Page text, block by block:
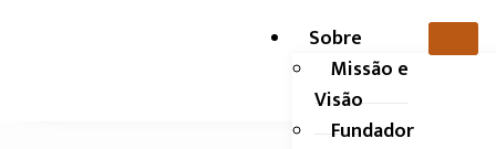
Sobre
Missão e
Visão
Fundador